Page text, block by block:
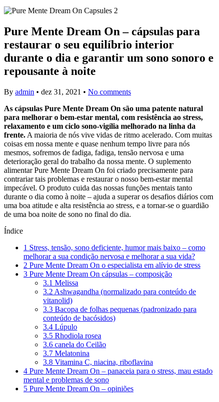
Pure Mente Dream On – cápsulas para
restaurar o seu equilíbrio interior
durante o dia e garantir um sono sonoro e
repousante à noite
By admin • dez 31, 2021 • No comments
As cápsulas Pure Mente Dream On são uma patente natural
para melhorar o bem-estar mental, com resistência ao stress,
relaxamento e um ciclo sono-vigília melhorado na linha da
frente. A maioria de nós vive vidas de ritmo acelerado. Com muitas
coisas em nossa mente e quase nenhum tempo livre para nós
mesmos, sofremos de fadiga, fadiga, tensão nervosa e uma
deterioração geral do trabalho da nossa mente. O suplemento
alimentar Pure Mente Dream On foi criado precisamente para
contrariar tais problemas e restaurar o nosso bem-estar mental
impecável. O produto cuida das nossas funções mentais tanto
durante o dia como à noite – ajuda a superar os desafios diários com
uma boa atitude e alta resistência ao stress, e a tornar-se o guardião
de uma boa noite de sono no final do dia.
Índice
1 Stress, tensão, sono deficiente, humor mais baixo – como
melhorar a sua condição nervosa e melhorar a sua vida?
2 Pure Mente Dream On o especialista em alívio de stress
3 Pure Mente Dream On cápsulas – composição
3.1 Melissa
3.2 Ashwagandha (normalizado para conteúdo de
vitanolid)
3.3 Bacopa de folhas pequenas (padronizado para
conteúdo de bacósidos)
3.4 Lúpulo
3.5 Rhodiola rosea
3.6 canela do Ceilão
3.7 Melatonina
3.8 Vitamina C, niacina, riboflavina
4 Pure Mente Dream On – panaceia para o stress, mau estado
mental e problemas de sono
5 Pure Mente Dream On – opiniões